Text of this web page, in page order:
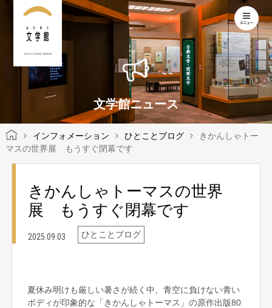
KOCHI LITERARY MUSEUM
文学館ニュース
インフォメーション ひとことブログ
きかんしゃトー
マスの世界展 もうすぐ閉幕です
きかんしゃトーマスの世界
展 もうすぐ閉幕です
2025.09.03 ひとことブログ
夏休み明けも厳しい暑さが続く中、青空に負けない青い
ボディが印象的な「きかんしゃトーマス」の原作出版80